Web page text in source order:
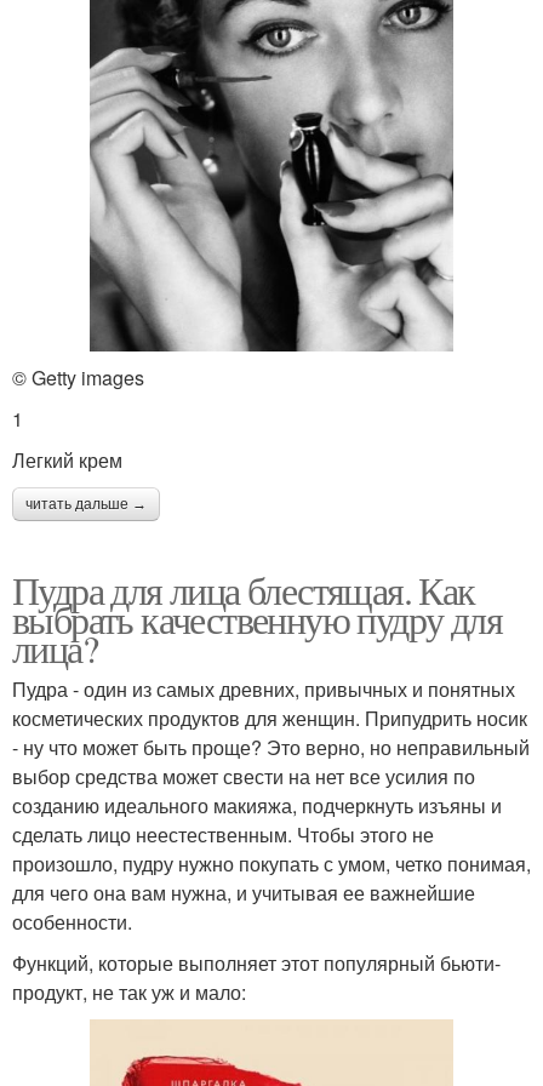
© Getty images
1
Легкий крем
читать дальше →
Пудра для лица блестящая. Как
выбрать качественную пудру для
лица?
Пудра - один из самых древних, привычных и понятных
косметических продуктов для женщин. Припудрить носик
- ну что может быть проще? Это верно, но неправильный
выбор средства может свести на нет все усилия по
созданию идеального макияжа, подчеркнуть изъяны и
сделать лицо неестественным. Чтобы этого не
произошло, пудру нужно покупать с умом, четко понимая,
для чего она вам нужна, и учитывая ее важнейшие
особенности.
Функций, которые выполняет этот популярный бьюти-
продукт, не так уж и мало: